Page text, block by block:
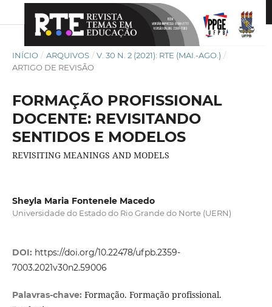
INÍCIO / ARQUIVOS / V. 30 N. 2 (2021): RTE (MAI.-AGO.) /
ARTIGO DE REVISÃO
FORMAÇÃO PROFISSIONAL
DOCENTE: REVISITANDO
SENTIDOS E MODELOS
REVISITING MEANINGS AND MODELS
Sheyla Maria Fontenele Macedo
Universidade do Estado do Rio Grande do Norte (UERN)
DOI: https://doi.org/10.22478/ufpb.2359-
7003.2021v30n2.59006
Palavras-chave: Formação. Formação profissional.